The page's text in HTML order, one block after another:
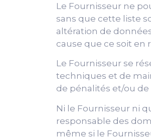
Le Fournisseur ne
sans que cette liste
altération de
cause que ce soit en
Le Fournisseur se
techniques et de
de pénalités et/ou
Ni le Fournisseur ni
responsable des
même si le